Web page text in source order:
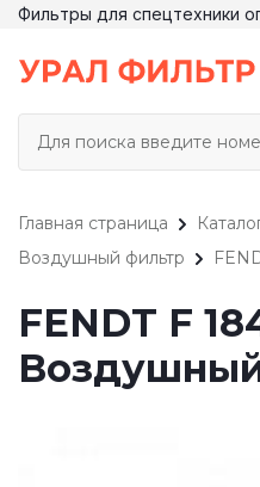
Фильтры для спецтехники
Главная страница
Воздушный фильтр
FENDT F